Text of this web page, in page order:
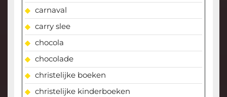
carnaval
carry slee
chocola
chocolade
christelijke boeken
christelijke kinderboeken